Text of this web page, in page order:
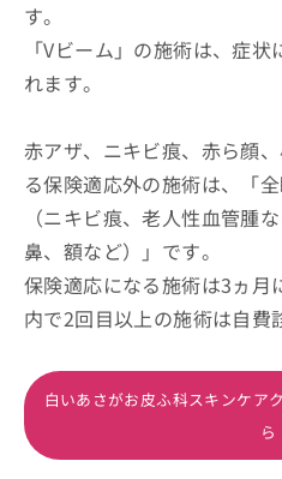
す。
「Vビーム」の施術は、症
れます。
赤アザ、ニキビ痕、赤ら顔
る保険適応外の施術は、「
（ニキビ痕、老人性血管腫
鼻、額など）」です。
保険適応になる施術は3ヵ月
内で2回目以上の施術は自費
白いあさがお皮ふ科スキンケア
ら